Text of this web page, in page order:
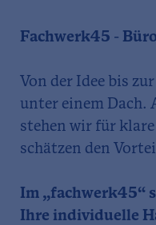
Fachwerk45 -
Von der Idee bis
unter einem Dach.
stehen wir für
schätzen den
Im „fachwerk45“
Ihre individuelle